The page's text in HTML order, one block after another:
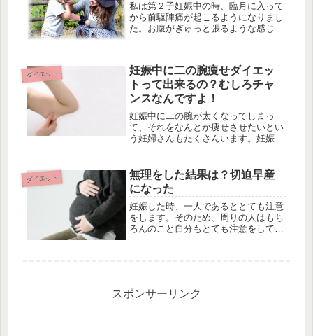
私は第２子妊娠中の時、臨月に入って
から前駆陣痛が起こるようになりまし
た。お腹がぎゅっと張るような感じが
が１時間ぐらい続いていて、ここから
陣痛になるのかと思いました。休日だ
っ...
ダイエット
妊娠中に二の腕痩せダイエッ
トって出来るの？むしろチャ
ンスなんですよ！
妊娠中に二の腕が太くなってしまっ
て、それをなんとか痩せさせたいとい
う妊婦さんもたくさんいます。妊娠中
が太りやすい原因になってしまってい
るんですね。そこで今回は、妊娠中の
ホル...
ダイエット
無理をした結果は？切迫早産
になった
妊娠した時、一人であるととても注意
をします。そのため、周りの人はもち
ろんのこと自分もとても注意をして無
スポンサーリンク